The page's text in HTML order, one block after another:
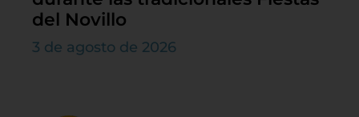
del Novillo
3 de agosto de 2026